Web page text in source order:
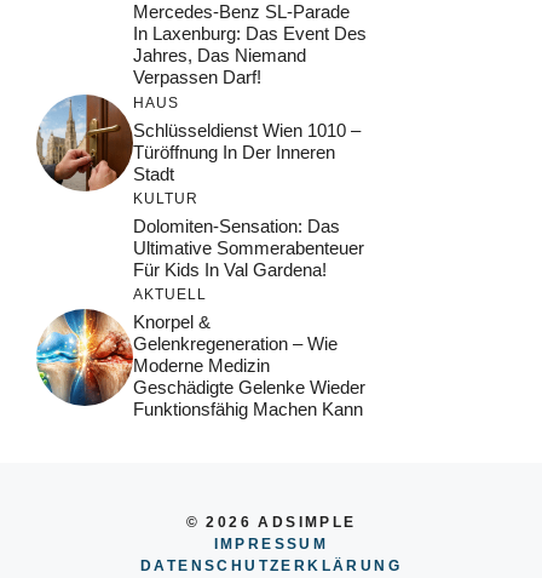
Mercedes-Benz SL-Parade
In Laxenburg: Das Event Des
Jahres, Das Niemand
Verpassen Darf!
HAUS
Schlüsseldienst Wien 1010 –
Türöffnung In Der Inneren
Stadt
KULTUR
Dolomiten-Sensation: Das
Ultimative Sommerabenteuer
Für Kids In Val Gardena!
AKTUELL
Knorpel &
Gelenkregeneration – Wie
Moderne Medizin
Geschädigte Gelenke Wieder
Funktionsfähig Machen Kann
© 2026 ADSIMPLE
IMPRESSUM
DATENSCHUTZERKLÄRUNG